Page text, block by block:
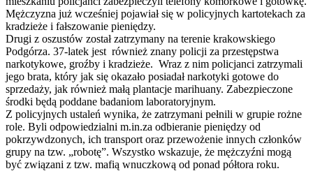
Mężczyzna już wcześniej pojawiał się w policyjnych kartotekach za
kradzieże i fałszowanie pieniędzy.
Drugi z oszustów został zatrzymany na terenie krakowskiego
Podgórza. 37-latek jest również znany policji za przestępstwa
narkotykowe, groźby i kradzieże. Wraz z nim policjanci zatrzymali
jego brata, który jak się okazało posiadał narkotyki gotowe do
sprzedaży, jak również małą plantacje marihuany. Zabezpieczone
środki będą poddane badaniom laboratoryjnym.
Z policyjnych ustaleń wynika, że zatrzymani pełnili w grupie rożne
role. Byli odpowiedzialni m.in.za odbieranie pieniędzy od
pokrzywdzonych, ich transport oraz przewożenie innych członków
grupy na tzw. „robotę”. Wszystko wskazuje, że mężczyźni mogą
być związani z tzw. mafią wnuczkową od ponad półtora roku.